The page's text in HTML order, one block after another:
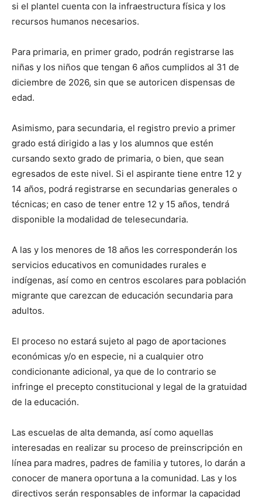
si el plantel cuenta con la infraestructura física y los
recursos humanos necesarios.
Para primaria, en primer grado, podrán registrarse las
niñas y los niños que tengan 6 años cumplidos al 31 de
diciembre de 2026, sin que se autoricen dispensas de
edad.
Asimismo, para secundaria, el registro previo a primer
grado está dirigido a las y los alumnos que estén
cursando sexto grado de primaria, o bien, que sean
egresados de este nivel. Si el aspirante tiene entre 12 y
14 años, podrá registrarse en secundarias generales o
técnicas; en caso de tener entre 12 y 15 años, tendrá
disponible la modalidad de telesecundaria.
A las y los menores de 18 años les corresponderán los
servicios educativos en comunidades rurales e
indígenas, así como en centros escolares para población
migrante que carezcan de educación secundaria para
adultos.
El proceso no estará sujeto al pago de aportaciones
económicas y/o en especie, ni a cualquier otro
condicionante adicional, ya que de lo contrario se
infringe el precepto constitucional y legal de la gratuidad
de la educación.
Las escuelas de alta demanda, así como aquellas
interesadas en realizar su proceso de preinscripción en
línea para madres, padres de familia y tutores, lo darán a
conocer de manera oportuna a la comunidad. Las y los
directivos serán responsables de informar la capacidad